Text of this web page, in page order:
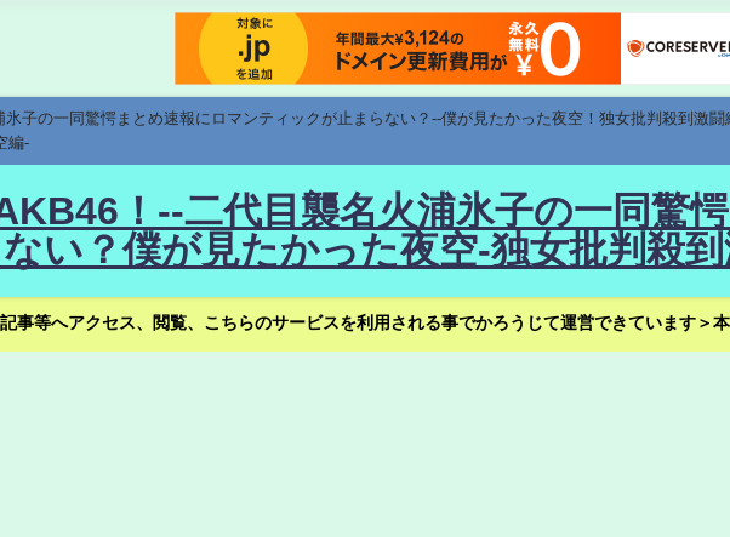
子の一同驚愕まとめ速報にロマンティックが止まらない？--僕が見たかった夜空！独女批判殺到激
編-
！--二代目襲名火浦氷子の一同驚
い？僕が見たかった夜空-独女批判殺
事等へアクセス、閲覧、こちらのサービスを利用される事でかろうじて運営できています＞